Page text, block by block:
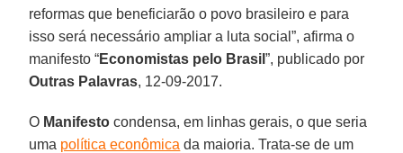
reformas que beneficiarão o povo brasileiro e para
isso será necessário ampliar a luta social”, afirma o
manifesto “Economistas pelo Brasil”, publicado por
Outras Palavras, 12-09-2017.
O Manifesto condensa, em linhas gerais, o que seria
uma política econômica da maioria. Trata-se de um